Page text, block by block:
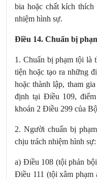
bia hoặc chất kích
nhiệm hình sự.
Điều 14. Chuẩn bị
1. Chuẩn bị phạm tội là
tiện hoặc tạo ra những
hoặc thành lập, tham
định tại Điều 109,
khoản 2 Điều 299 của
2. Người chuẩn bị
chịu trách nhiệm hình sự:
a) Điều 108 (tội phản
Điều 111 (tội xâm phạm